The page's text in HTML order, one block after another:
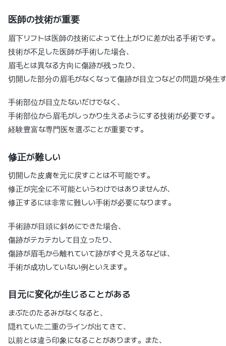
医師の技術が重要
眉下リフトは医師の技術によって仕上がりに差が出る手術です。
技術が不足した医師が手術した場合、
眉毛とは異なる方向に傷跡が残ったり、
切開した部分の眉毛がなくなって傷跡が目立つなどの問題が発生
手術部位が目立たないだけでなく、
手術部位から眉毛がしっかり生えるようにする技術が必要です。
経験豊富な専門医を選ぶことが重要です。
修正が難しい
切開した皮膚を元に戻すことは不可能です。
修正が完全に不可能というわけではありませんが、
修正するには非常に難しい手術が必要になります。
手術跡が目頭に斜めにできた場合、
傷跡がテカテカして目立ったり、
傷跡が眉毛から離れていて跡がすぐ見えるなどは、
手術が成功していない例といえます。
目元に変化が生じることがある
まぶたのたるみがなくなると、
隠れていた二重のラインが出てきて、
以前とは違う印象になることがあります。また、